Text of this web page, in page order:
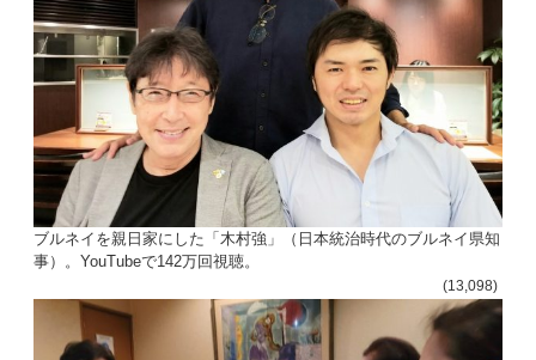
ブルネイを親日家にした「木村強」（日本統治時代のブルネイ県知
事）。YouTubeで142万回視聴。
(13,098)